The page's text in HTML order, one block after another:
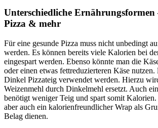
Unterschiedliche
Pizza & mehr
Für eine gesunde Pizza muss nicht unbedingt
werden. Es können bereits viele Kalorien bei
eingespart werden. Ebenso könnte man die
oder einen etwas fettreduzierteren Käse nutzen.
Dinkel Pizzateig verwendet werden. Hierzu
Weizenmehl durch Dinkelmehl ersetzt. Auch
benötigt weniger Teig und spart somit
aber auch ein kalorienfreundlicher Wrap als
Belag dienen.